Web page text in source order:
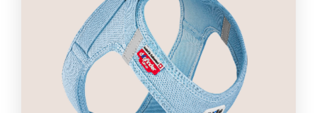
39,95 €